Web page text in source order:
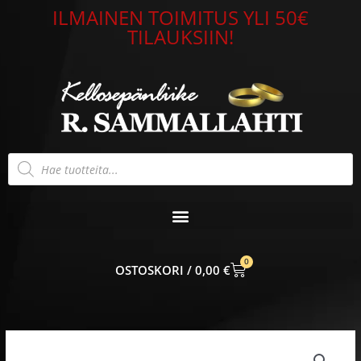
ILMAINEN TOIMITUS YLI 50€
TILAUKSIIN!
Products
search
0,00 €
0
CART